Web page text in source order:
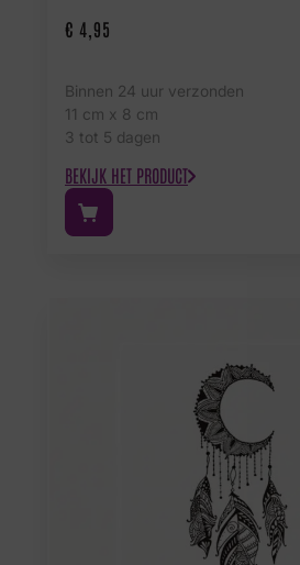
€ 4,95
Binnen 24 uur verzonden
11 cm x 8 cm
3 tot 5 dagen
BEKIJK HET PRODUCT